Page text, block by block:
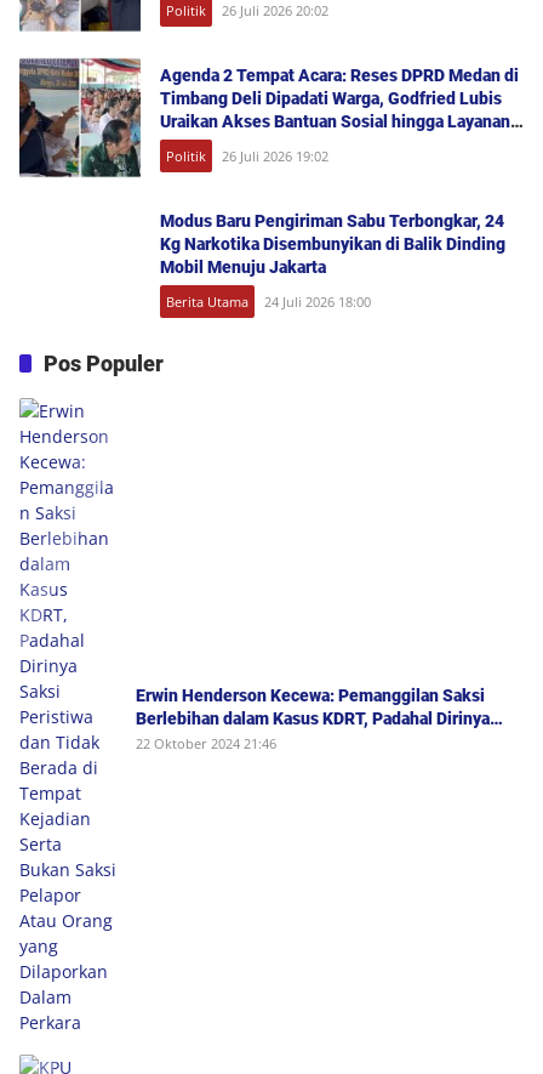
Politik 26 Juli 2026 20:02
Agenda 2 Tempat Acara: Reses DPRD Medan di
Timbang Deli Dipadati Warga, Godfried Lubis
Uraikan Akses Bantuan Sosial hingga Layanan
UHC
Politik 26 Juli 2026 19:02
Modus Baru Pengiriman Sabu Terbongkar, 24
Kg Narkotika Disembunyikan di Balik Dinding
Mobil Menuju Jakarta
Berita Utama 24 Juli 2026 18:00
Pos Populer
Erwin Henderson Kecewa: Pemanggilan Saksi
Berlebihan dalam Kasus KDRT, Padahal Dirinya
Saksi Peristiwa dan Tidak Berada di Tempat
22 Oktober 2024 21:46